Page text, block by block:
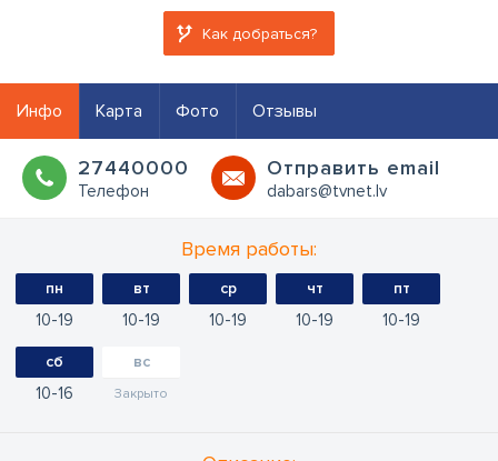
Как добраться?
Инфо Карта Фото Отзывы
27440000
Телефон
Oтправить email
dabars@tvnet.lv
Время работы:
пн
10 19
вт
10 19
ср
10 19
чт
10 19
пт
10 19
сб
10 16
вс
Закрыто